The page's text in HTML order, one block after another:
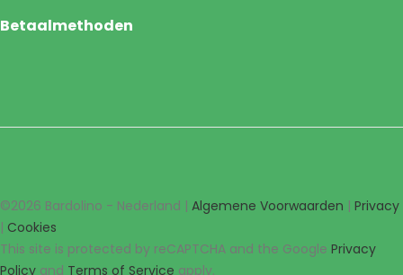
Betaalmethoden
©2026 Bardolino - Nederland | Algemene Voorwaarden | Privacy
| Cookies
This site is protected by reCAPTCHA and the Google Privacy
Policy and Terms of Service apply.